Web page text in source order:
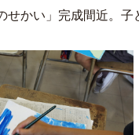
せかい」完成間近。